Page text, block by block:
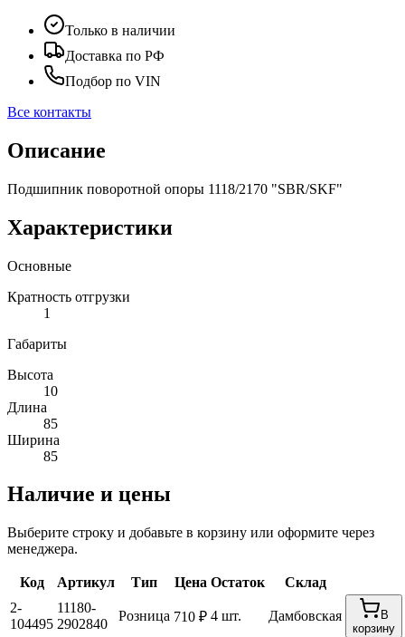
Только в наличии
Доставка по РФ
Подбор по VIN
Все контакты
Описание
Подшипник поворотной опоры 1118/2170 "SBR/SKF"
Характеристики
Основные
Кратность отгрузки
1
Габариты
Высота
10
Длина
85
Ширина
85
Наличие и цены
Выберите строку и добавьте в корзину или оформите через
менеджера.
Код Артикул Тип Цена Остаток
Склад
2-
104495
11180-
2902840
Розница 710 ₽ 4 шт. Дамбовская
В
корзину